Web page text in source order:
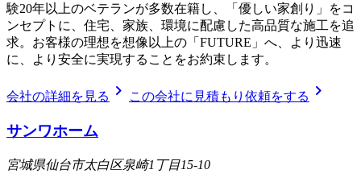
験20年以上のベテランが多数在籍し、「優しい家創り」をコ
ンセプトに、住宅、家族、環境に配慮した高品質な施工を追
求。お客様の理想を想像以上の「FUTURE」へ、より迅速
に、より安全に実現することをお約束します。
会社の詳細を見る chevron_right この会社に見積もり依頼をする chevron_right
サンワホーム
宮城県仙台市太白区泉崎1丁目15-10